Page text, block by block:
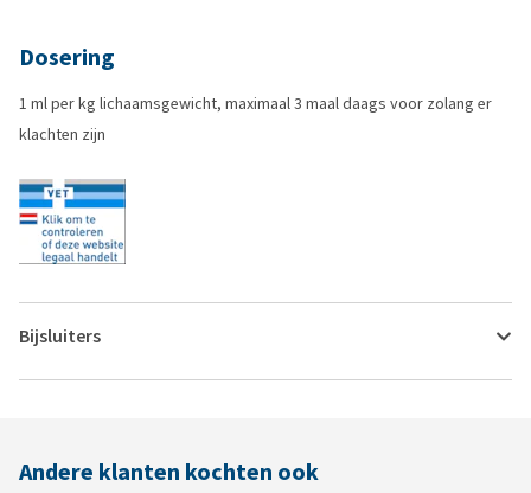
Dosering
1 ml per kg lichaamsgewicht, maximaal 3 maal daags voor zolang er
klachten zijn
Bijsluiters
Andere klanten kochten ook